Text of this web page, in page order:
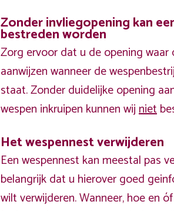
Zonder invliegopening kan
bestreden worden
Zorg ervoor dat u de opening waar
aanwijzen wanneer de
staat. Zonder duidelijke opening
wespen inkruipen kunnen wijniet
Het wespennest verwijderen
Een wespennest kan meestal pas
belangrijk dat u hierover goed
wilt verwijderen. Wanneer, hoe en